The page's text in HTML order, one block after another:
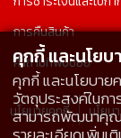
การคืนสินค้า
คำถามที่พบบ่อย
นโยบายคุกกี้ นโยบ
คุกกี้ และนโย
คุกกี้ และนโยบาย
วัตถุประสงค์ในก
สามารถพัฒนาคุณ